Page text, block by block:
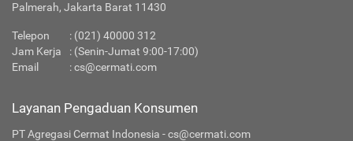
Palmerah, Jakarta Barat 11430
Telepon : (021) 40000 312
Jam Kerja
: (Senin-Jumat 9:00-17:00)
Email
:cs@cermati.com
Layanan Pengaduan Konsumen
PT Agregasi Cermat Indonesia - cs@cermati.com